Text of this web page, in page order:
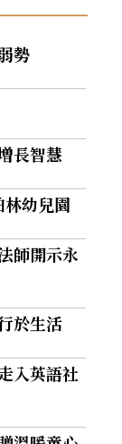
勢
長智慧
幼兒園
師開示永
於生活
入英語社